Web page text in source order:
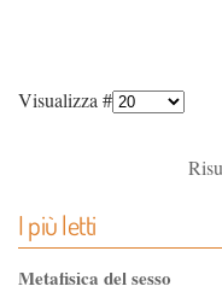
Visualizza #
I più letti
Metafisica del sesso